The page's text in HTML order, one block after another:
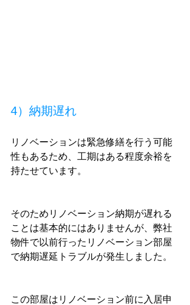
4）納期遅れ
リノベーションは緊急修繕を行う可能
性もあるため、工期はある程度余裕を
持たせています。
そのためリノベーション納期が遅れる
ことは基本的にはありませんが、弊社
物件で以前行ったリノベーション部屋
で納期遅延トラブルが発生しました。
この部屋はリノベーション前に入居申